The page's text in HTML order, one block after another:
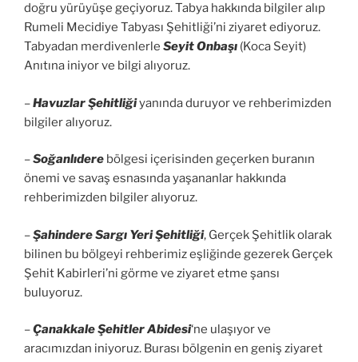
doğru yürüyüşe geçiyoruz. Tabya hakkında bilgiler alıp
Rumeli Mecidiye Tabyası Şehitliği’ni ziyaret ediyoruz.
Tabyadan merdivenlerle Seyit Onbaşı (Koca Seyit)
Anıtına iniyor ve bilgi alıyoruz.
–Havuzlar Şehitliğiyanında duruyor ve rehberimizden
bilgiler alıyoruz.
–Soğanlıdere bölgesi içerisinden geçerken buranın
önemi ve savaş esnasında yaşananlar hakkında
rehberimizden bilgiler alıyoruz.
–Şahindere Sargı Yeri Şehitliği, Gerçek Şehitlik olarak
bilinen bu bölgeyi rehberimiz eşliğinde gezerek Gerçek
Şehit Kabirleri’ni görme ve ziyaret etme şansı
buluyoruz.
–Çanakkale Şehitler Abidesi‘ne ulaşıyor ve
aracımızdan iniyoruz. Burası bölgenin en geniş ziyaret